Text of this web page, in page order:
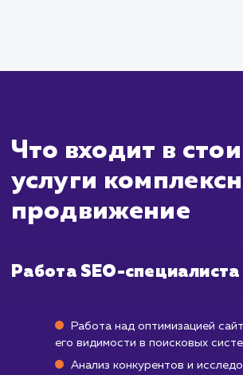
себя несколько ключевых
SEO, контент-маркетинг,
PPC реклама. Все эти
помогают улучшить
сайта и конкуренции в
комплексного
видимыми уже через